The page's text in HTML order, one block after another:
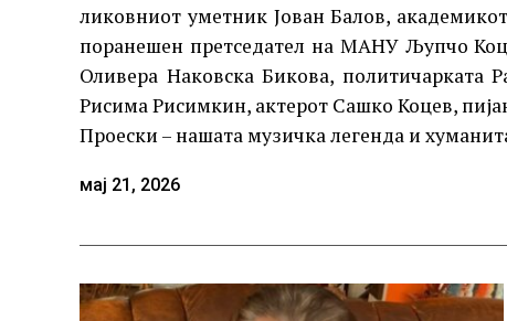
ликовниот уметник Јован Балов,
поранешен претседател на МАНУ Љупчо
Оливера Наковска Бикова, политичарката
Рисима Рисимкин, актерот Сашко Коцев,
Проески – нашата музичка легенда и
мај 21, 2026